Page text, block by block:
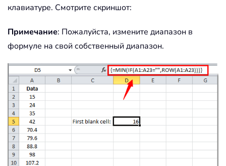
клавиатуре. Смотрите скриншот:
Примечание: Пожалуйста, измените диапазон в
формуле на свой собственный диапазон.